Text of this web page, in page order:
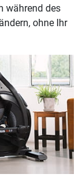
während des
ohne Ihr